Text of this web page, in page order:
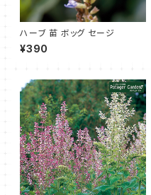
ハーブ 苗 ボッグ セージ
¥390